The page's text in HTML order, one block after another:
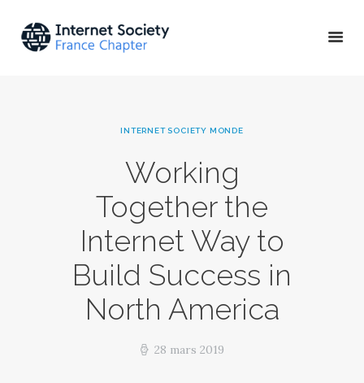
INTERNET SOCIETY MONDE
Working
Together the
Internet Way to
Build Success in
North America
28 mars 2019
ACTU & ÉVÉNEMENTS
A PROPOS